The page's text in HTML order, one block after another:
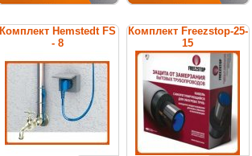
Комплект Hemstedt FS
- 8
Комплект Freezstop-25-
15